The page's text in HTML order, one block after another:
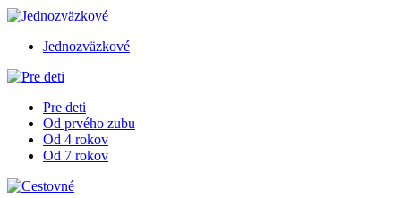
Jednozväzkové
Pre deti
Od prvého zubu
Od 4 rokov
Od 7 rokov